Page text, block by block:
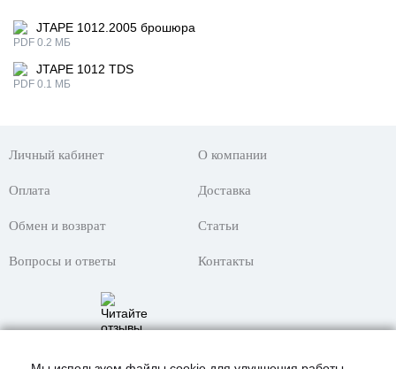
JTAPE 1012.2005 брошюра
PDF 0.2 МБ
JTAPE 1012 TDS
PDF 0.1 МБ
Личный кабинет О компании
Оплата Доставка
Обмен и возврат Статьи
Вопросы и ответы Контакты